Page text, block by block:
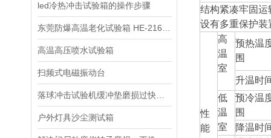
led冷热冲击试验箱的操作步骤
高温高压喷水试验箱
扫频式电磁振动台
户外灯具沙尘测试箱
结构紧凑牢固
设有多重保护
性
能
高
温
室
预热温
围
升温时
低
温
室
预冷温
围
降温时